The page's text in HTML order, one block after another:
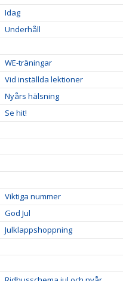
Idag
Underhåll
WE-träningar
Vid inställda lektioner
Nyårs hälsning
Se hit!
Viktiga nummer
God Jul
Julklappshoppning